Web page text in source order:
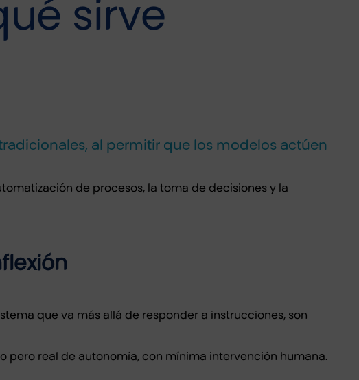
sirve
al permitir que los modelos actúen
de procesos, la toma de decisiones y la
que va más allá de responder a instrucciones, son
pero real de autonomía, con mínima intervención humana.